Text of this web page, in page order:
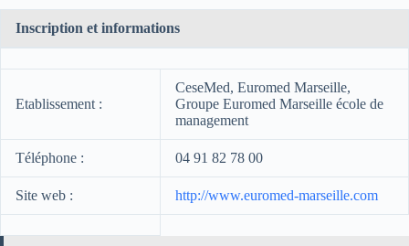
Inscription et informations
Etablissement :
CeseMed, Euromed Marseille,
Groupe Euromed Marseille école de
management
Téléphone : 04 91 82 78 00
Site web : http://www.euromed-marseille.com